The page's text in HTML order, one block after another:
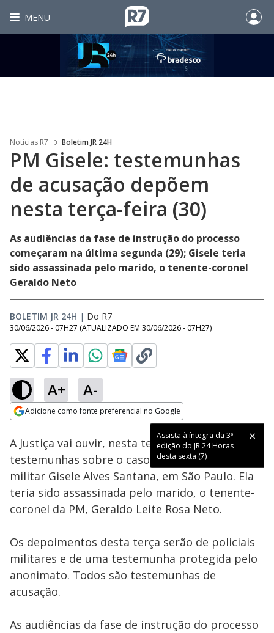
MENU
Noticias R7 Boletim JR 24H
PM Gisele: testemunhas
de acusação depõem
nesta terça-feira (30)
As audiências da fase de instrução do processo
começaram na última segunda (29); Gisele teria
sido assassinada pelo marido, o tenente-coronel
Geraldo Neto
BOLETIM JR 24H | Do R7
30/06/2026 - 07H27 (ATUALIZADO EM 30/06/2026 - 07H27)
A+ A-
Adicione como fonte preferencial no Google
Assista à íntegra da 3ª
edição do JR 24 Horas
desta sexta (7)
Ativar
100.00%
A Justiça vai ouvir, nesta terça-feira (30), novas
testemunhas sobre o caso da morte da policial
militar Gisele Alves Santana, em São Paulo. Ela
teria sido assassinada pelo marido, o tenente-
coronel da PM, Geraldo Leite Rosa Neto.
Os depoimentos desta terça serão de policiais
militares e de uma testemunha protegida pelo
anonimato. Todos são testemunhas de
acusação.
As audiências da fase de instrução do processo